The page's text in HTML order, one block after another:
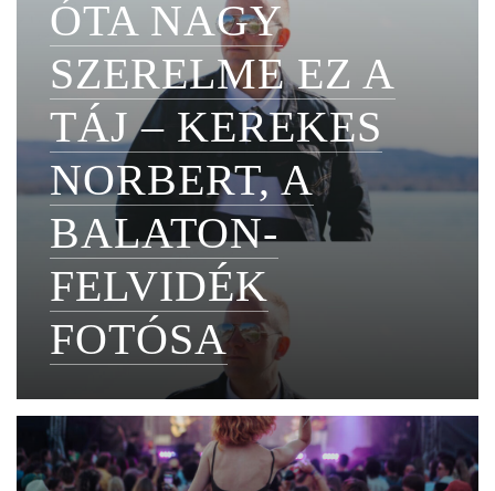
ÓTA NAGY
SZERELME EZ A
TÁJ – KEREKES
NORBERT, A
BALATON-
FELVIDÉK
FOTÓSA